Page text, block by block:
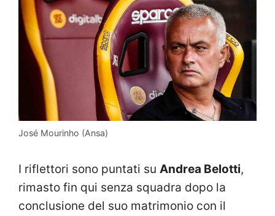
José Mourinho (Ansa)
I riflettori sono puntati su Andrea Belotti,
rimasto fin qui senza squadra dopo la
conclusione del suo matrimonio con il